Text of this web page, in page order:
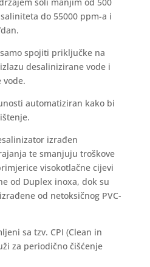
do 55000 ppm-a i
spojiti priključke na
desalinizirane vode i
vode.
automatiziran kako bi
izrađen
te smanjuju troškove
visokotlačne cijevi
od Duplex inoxa, dok su
od netoksičnog PVC-
sa tzv. CPI (Clean in
za periodično čišćenje